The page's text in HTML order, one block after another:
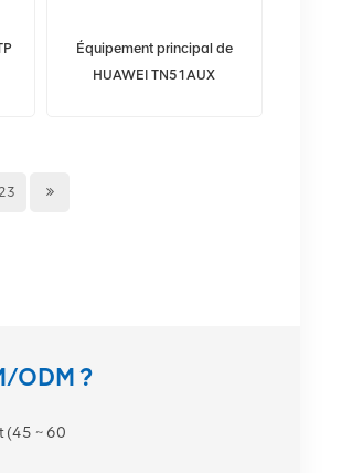
Équipement principal de
HUAWEI TN51AUX
ODM ?
(45 ~ 60